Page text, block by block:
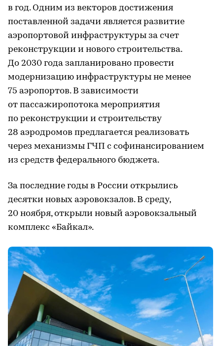
в год. Одним из векторов достижения
поставленной задачи является развитие
аэропортовой инфраструктуры за счет
реконструкции и нового строительства.
До 2030 года запланировано провести
модернизацию инфраструктуры не менее
75 аэропортов. В зависимости
от пассажиропотока мероприятия
по реконструкции и строительству
28 аэродромов предлагается реализовать
через механизмы ГЧП с софинансированием
из средств федерального бюджета.
За последние годы в России открылись
десятки новых аэровокзалов. В среду,
20 ноября, открыли новый аэровокзальный
комплекс «Байкал».